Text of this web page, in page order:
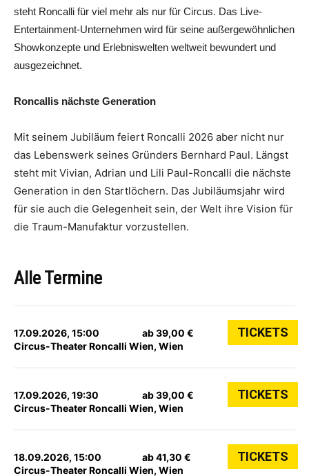
steht Roncalli für viel mehr als nur für Circus. Das Live-
Entertainment-Unternehmen wird für seine außergewöhnlichen
Showkonzepte und Erlebniswelten weltweit bewundert und
ausgezeichnet.
Roncallis nächste Generation
Mit seinem Jubiläum feiert Roncalli 2026 aber nicht nur
das Lebenswerk seines Gründers Bernhard Paul. Längst
steht mit Vivian, Adrian und Lili Paul-Roncalli die nächste
Generation in den Startlöchern. Das Jubiläumsjahr wird
für sie auch die Gelegenheit sein, der Welt ihre Vision für
die Traum-Manufaktur vorzustellen.
Alle Termine
17.09.2026, 15:00
Circus-Theater Roncalli Wien, Wien
ab 39,00 € TICKETS
17.09.2026, 19:30
Circus-Theater Roncalli Wien, Wien
ab 39,00 € TICKETS
18.09.2026, 15:00
Circus-Theater Roncalli Wien, Wien
ab 41,30 € TICKETS